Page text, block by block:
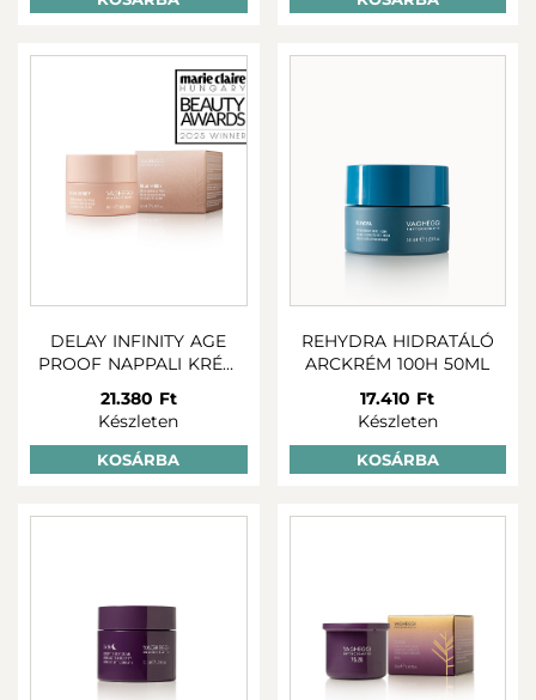
DELAY INFINITY AGE
PROOF NAPPALI KRÉM
21.380 Ft
Készleten
KOSÁRBA
REHYDRA HIDRATÁLÓ
ARCKRÉM 100H 50ML
17.410 Ft
Készleten
KOSÁRBA